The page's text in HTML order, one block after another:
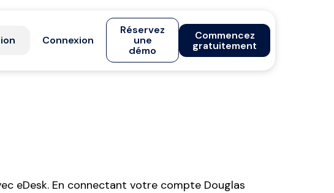
Connexion
Réservez
une
démo
Commencez
gratuitement
eDesk. En connectant votre compte Douglas